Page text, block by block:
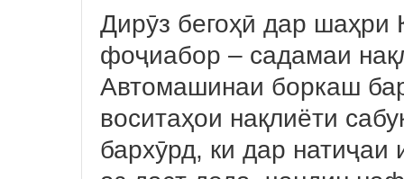
Дирӯз бегоҳӣ дар шаҳри
фоҷиабор – садамаи
Автомашинаи боркаш
воситаҳои нақлиёти
бархӯрд, ки дар